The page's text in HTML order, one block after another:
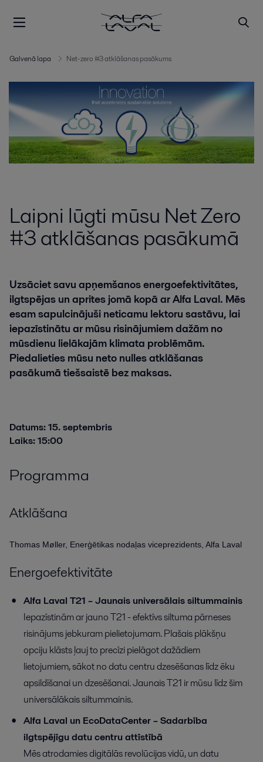
Galvenā lapa Net-zero #3 atklāšanas pasākums
Laipni lūgti mūsu Net Zero
#3 atklāšanas pasākumā
Uzsāciet savu apņemšanos energoefektivitātes,
ilgtspējas un aprites jomā kopā ar Alfa Laval. Mēs
esam sapulcinājuši neticamu lektoru sastāvu, lai
iepazīstinātu ar mūsu risinājumiem dažām no
mūsdienu lielākajām klimata problēmām.
Piedalieties mūsu neto nulles atklāšanas
pasākumā tiešsaistē bez maksas.
Datums: 15. septembris
Laiks: 15:00
Programma
Atklāšana
Thomas Møller, Enerģētikas nodaļas viceprezidents, Alfa Laval
Energoefektivitāte
Alfa Laval T21 – Jaunais universālais siltummainis
Iepazīstinām ar jauno T21 - efektīvs siltuma pārneses
risinājums jebkuram pielietojumam. Plašais plākšņu
opciju klāsts ļauj to precīzi pielāgot dažādiem
lietojumiem, sākot no datu centru dzesēšanas līdz ēku
apsildīšanai un dzesēšanai. Jaunais T21 ir mūsu līdz šim
universālākais siltummainis.
Alfa Laval un EcoDataCenter – Sadarbība
ilgtspējīgu datu centru attīstībā
Mēs atrodamies digitālās revolūcijas vidū, un datu